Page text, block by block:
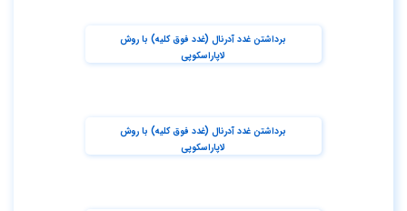
برداشتن غدد آدرنال (غدد فوق کلیه) با روش
لاپاراسکوپی
برداشتن غدد آدرنال (غدد فوق کلیه) با روش
لاپاراسکوپی